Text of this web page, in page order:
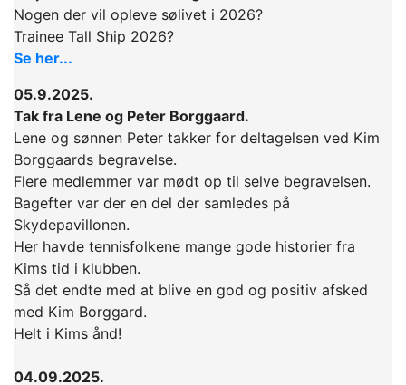
Nogen der vil opleve sølivet i 2026?
Trainee Tall Ship 2026?
Se her...
05.9.2025.
Tak fra Lene og Peter Borggaard.
Lene og sønnen Peter takker for deltagelsen ved Kim
Borggaards begravelse.
Flere medlemmer var mødt op til selve begravelsen.
Bagefter var der en del der samledes på
Skydepavillonen.
Her havde tennisfolkene mange gode historier fra
Kims tid i klubben.
Så det endte med at blive en god og positiv afsked
med Kim Borggard.
Helt i Kims ånd!
04.09.2025.